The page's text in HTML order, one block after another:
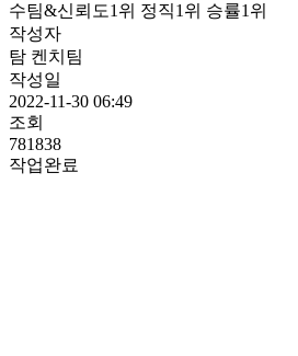
수팀&신뢰도1위 정직1위 승률1위
작성자
탐 켄치팀
작성일
2022-11-30 06:49
조회
781838
작업완료